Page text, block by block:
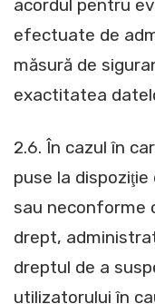
acordul pentru
efectuate de
măsură de
exactitatea
2.6. În cazul în
puse la
sau neconforme
drept,
dreptul de a
utilizatorului în